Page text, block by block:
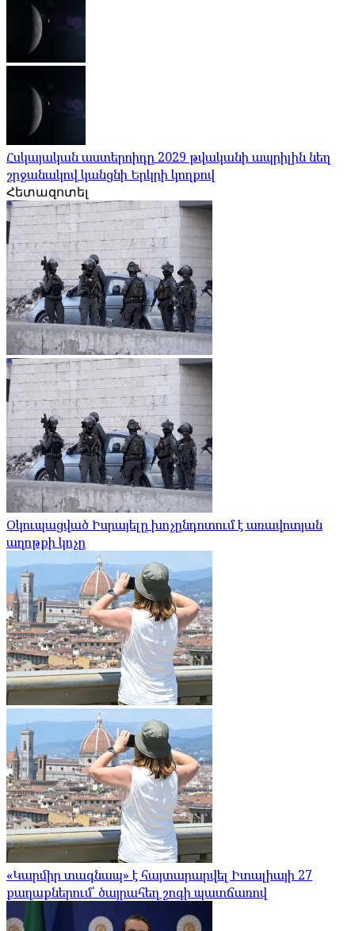
Հսկայական աստերոիդը 2029 թվականի ապրիլին նեղ
շրջանակով կանցնի Երկրի կողքով
Հետազոտել
Օկուպացված Իսրայելը խոչընդոտում է առավոտյան
աղոթքի կոչը
«Կարմիր տագնապ» է հայտարարվել Իտալիայի 27
քաղաքներում՝ ծայրահեղ շոգի պատճառով